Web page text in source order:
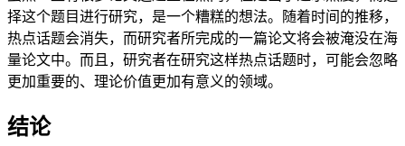
择这个题目进行研究，是一个糟糕的想法。随着时间的推移，
热点话题会消失，而研究者所完成的一篇论文将会被淹没在海
量论文中。而且，研究者在研究这样热点话题时，可能会忽略
更加重要的、理论价值更加有意义的领域。
结论